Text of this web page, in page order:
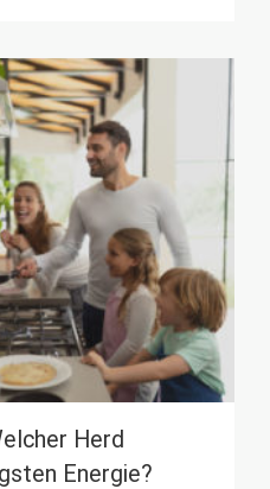
Herd
Energie?